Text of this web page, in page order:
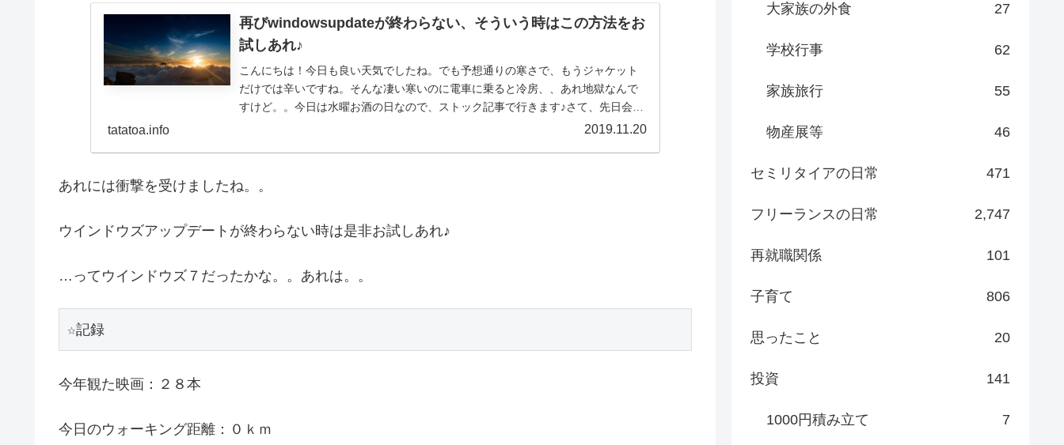
再びwindowsupdateが終わらない、そういう時はこの方法をお
試しあれ♪
こんにちは！今日も良い天気でしたね。でも予想通りの寒さで、もうジャケット
だけでは辛いですね。そんな凄い寒いのに電車に乗ると冷房、、あれ地獄なんで
すけど。。今日は水曜お酒の日なので、ストック記事で行きます♪さて、先日会社
tatatoa.info 2019.11.20
あれには衝撃を受けましたね。。
ウインドウズアップデートが終わらない時は是非お試しあれ♪
…ってウインドウズ７だったかな。。あれは。。
☆記録
今年観た映画：２８本
今日のウォーキング距離：０ｋｍ
大家族の外食 27
学校行事 62
家族旅行 55
物産展等 46
セミリタイアの日常 471
フリーランスの日常 2,747
再就職関係 101
子育て 806
思ったこと 20
投資 141
1000円積み立て 7